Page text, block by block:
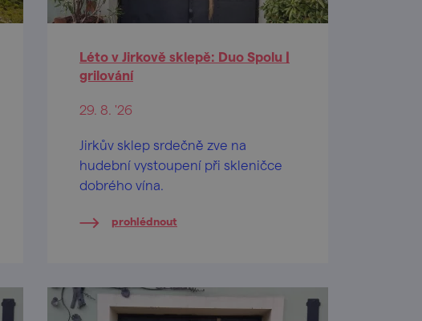
Léto v Jirkově sklepě: Duo Spolu |
grilování
29. 8. '26
Jirkův sklep srdečně zve na
hudební vystoupení při skleničce
dobrého vína.
prohlédnout